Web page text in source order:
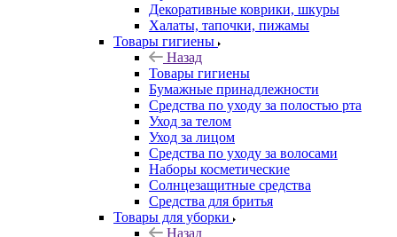
Декоративные коврики, шкуры
Халаты, тапочки, пижамы
Товары гигиены
Назад
Товары гигиены
Бумажные принадлежности
Средства по уходу за полостью рта
Уход за телом
Уход за лицом
Средства по уходу за волосами
Наборы косметические
Солнцезащитные средства
Средства для бритья
Товары для уборки
Назад